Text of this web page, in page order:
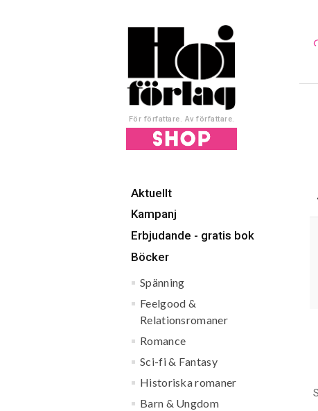
För författare. Av författare.
Aktuellt
Kampanj
Erbjudande - gratis bok
Böcker
Spänning
Feelgood &
Relationsromaner
Romance
Sci-fi & Fantasy
Historiska romaner
Barn & Ungdom